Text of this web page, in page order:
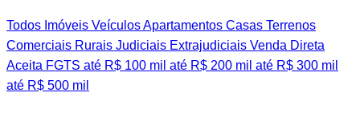
Todos Imóveis VeículosApartamentos Casas Terrenos
Comerciais Rurais Judiciais Extrajudiciais Venda Direta
Aceita FGTS até R$ 100 mil até R$ 200 mil até R$ 300 mil
até R$ 500 mil